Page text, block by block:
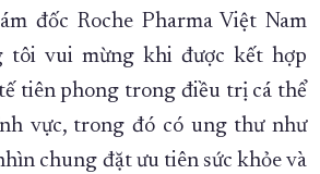
đốc Roche Pharma Việt Nam
tôi vui mừng khi được kết hợp
tiên phong trong điều trị cá thể
vực, trong đó có ung thư như
chung đặt ưu tiên sức khỏe và